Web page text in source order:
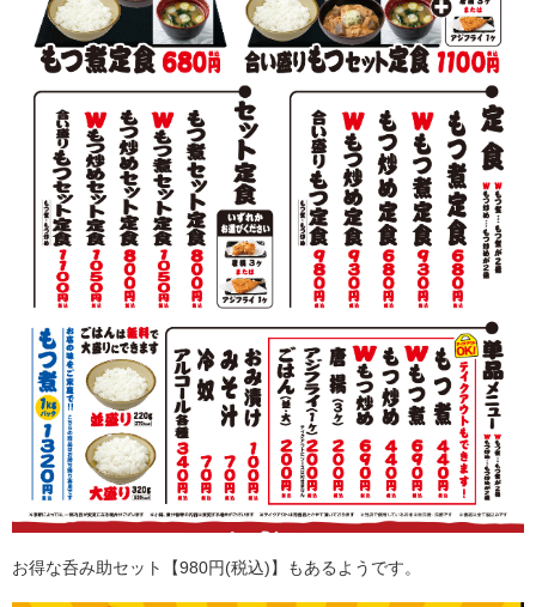
お得な呑み助セット【980円(税込)】もあるようです。